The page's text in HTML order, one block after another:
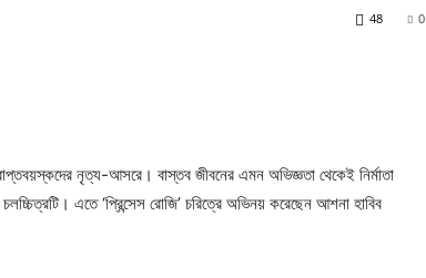
0
48
নৃত্য-আসরে। বাস্তব জীবনের এমন অভিজ্ঞতা থেকেই নির্মাতা
এতে ‘প্রিন্সেস রোজি’ চরিত্রে অভিনয় করেছেন আশনা হাবিব